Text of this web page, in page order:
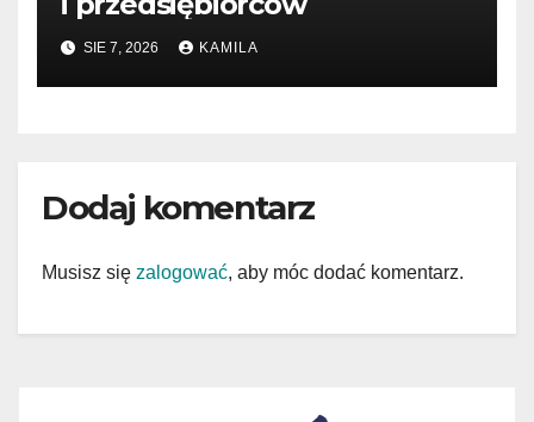
SIE 7, 2026 KAMILA
Dodaj komentarz
Musisz się zalogować, aby móc dodać komentarz.